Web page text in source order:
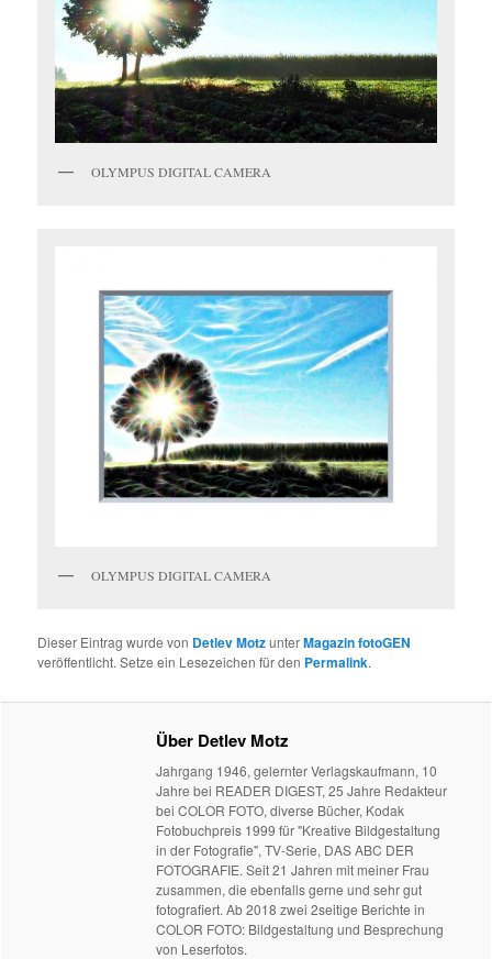
OLYMPUS DIGITAL CAMERA
OLYMPUS DIGITAL CAMERA
Dieser Eintrag wurde von Detlev MotzunterMagazin fotoGEN
veröffentlicht. Setze ein Lesezeichen für den Permalink.
Über Detlev Motz
Jahrgang 1946, gelernter Verlagskaufmann, 10
Jahre bei READER DIGEST, 25 Jahre Redakteur
bei COLOR FOTO, diverse Bücher, Kodak
Fotobuchpreis 1999 für "Kreative Bildgestaltung
in der Fotografie", TV-Serie, DAS ABC DER
FOTOGRAFIE. Seit 21 Jahren mit meiner Frau
zusammen, die ebenfalls gerne und sehr gut
fotografiert. Ab 2018 zwei 2seitige Berichte in
COLOR FOTO: Bildgestaltung und Besprechung
von Leserfotos.